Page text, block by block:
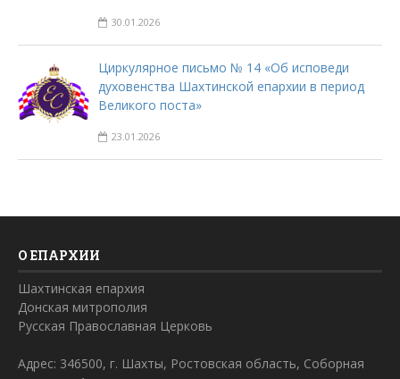
30.01.2026
Циркулярное письмо № 14 «Об исповеди
духовенства Шахтинской епархии в период
Великого поста»
23.01.2026
О ЕПАРХИИ
Шахтинская епархия
Донская митрополия
Русская Православная Церковь
Адрес: 346500, г. Шахты, Ростовская область, Соборная